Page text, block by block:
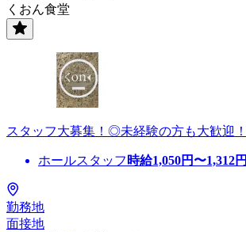
くおん食堂
スタッフ大募集！◎未経験の方も大歓迎！
ホールスタッフ 時給1,050円〜1,312円
勤務地
面接地